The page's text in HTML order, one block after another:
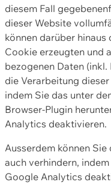
diesem Fall
dieser Website
können darüber
Cookie erzeugten und
bezogenen Daten
die Verarbeitung
indem Sie das unter
Browser-Plugin
Analytics deaktivieren.
Ausserdem können
auch verhindern,
Google Analytics